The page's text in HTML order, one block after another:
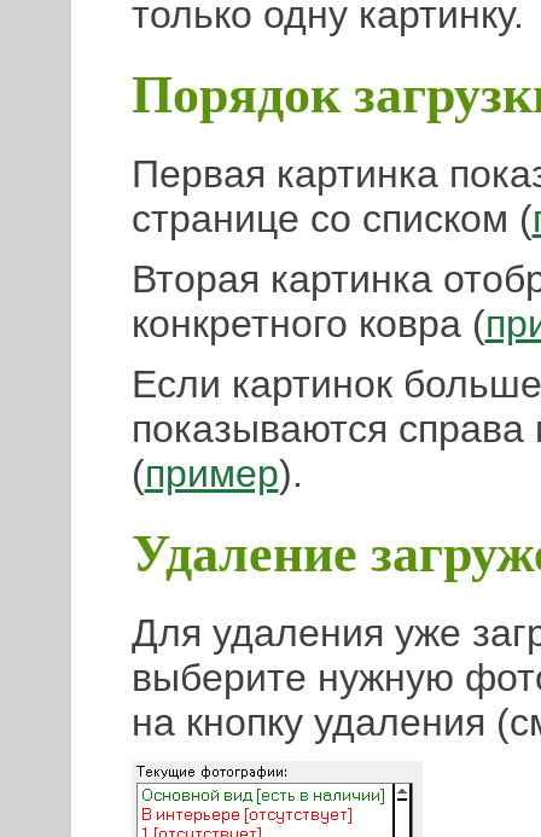
только одну картинку.
Порядок
Первая картинка
странице со списком (
Вторая картинка
конкретного ковра (
Если картинок
показываются
(пример).
Удаление
Для удаления уже
выберите нужную
на кнопку удаления